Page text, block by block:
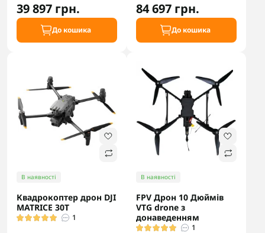
39 897 грн.
До кошика
84 697 грн.
До кошика
В наявності
Квадрокоптер дрон DJI
MATRICE 30T
1
В наявності
FPV Дрон 10 Дюймів
VTG drone з
донаведенням
1